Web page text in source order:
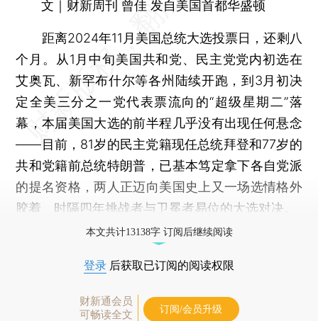
文｜财新周刊 曾佳 发自美国首都华盛顿
距离2024年11月美国总统大选投票日，还剩八
个月。从1月中旬美国共和党、民主党党内初选在
艾奥瓦、新罕布什尔等各州陆续开跑，到3月初决
定全美三分之一党代表票流向的“超级星期二”落
幕，本届美国大选的前半程几乎没有出现任何悬念
——目前，81岁的民主党籍现任总统拜登和77岁的
共和党籍前总统特朗普，已基本笃定拿下各自党派
的提名资格，两人正迈向美国史上又一场选情格外
胶着、时隔四年挑战者与卫冕者易位的大选对决。
本文共计13138字 订阅后继续阅读
登录 后获取已订阅的阅读权限
财新通会员
可畅读全文
订阅/会员升级